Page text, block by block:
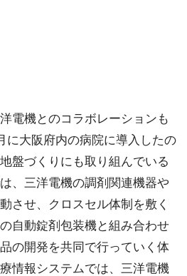
電機とのコラボレーションも
に大阪府内の病院に導入したの
盤づくりにも取り組んでいる
、三洋電機の調剤関連機器や
させ、クロスセル体制を敷く
自動錠剤包装機と組み合わせ
の開発を共同で行っていく体
情報システムでは、三洋電機